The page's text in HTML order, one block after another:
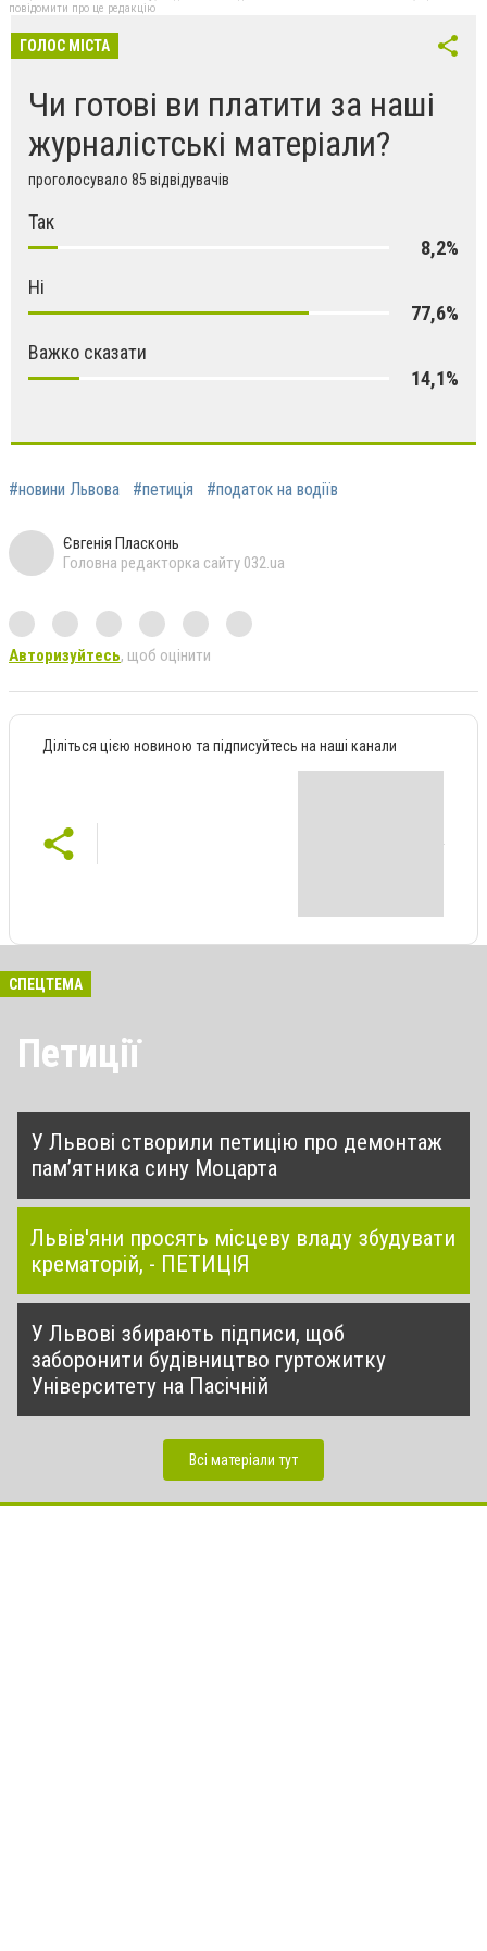
повідомити про це редакцію
ГОЛОС МІСТА
Чи готові ви платити за наші
журналістські матеріали?
проголосувало 85 відвідувачів
Так
8,2%
Ні
77,6%
Важко сказати
14,1%
#новини Львова #петиція #податок на водіїв
Євгенія Пласконь
Головна редакторка сайту 032.ua
Авторизуйтесь, щоб оцінити
Діліться цією новиною та підписуйтесь на наші канали
СПЕЦТЕМА
Петиції
У Львові створили петицію про демонтаж
пам’ятника сину Моцарта
Львів'яни просять місцеву владу збудувати
крематорій, - ПЕТИЦІЯ
У Львові збирають підписи, щоб
заборонити будівництво гуртожитку
Університету на Пасічній
Всі матеріали тут